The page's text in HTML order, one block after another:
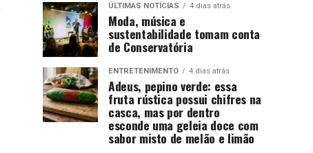
ÚLTIMAS NOTÍCIAS 4 dias atrás
Moda, música e
sustentabilidade tomam conta
de Conservatória
ENTRETENIMENTO 4 dias atrás
Adeus, pepino verde: essa
fruta rústica possui chifres na
casca, mas por dentro
esconde uma geleia doce com
sabor misto de melão e limão